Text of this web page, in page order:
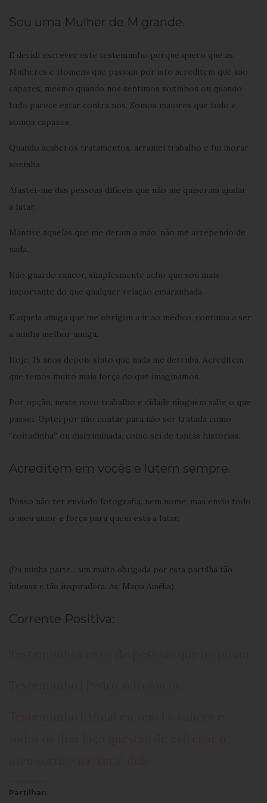
Sou uma Mulher de M grande.
E decidi escrever este testemunho porque quero que as
Mulheres e Homens que passam por isto acreditem que são
capazes, mesmo quando nos sentimos sozinhos ou quando
tudo parece estar contra nós. Somos maiores que tudo e
somos capazes.
Quando acabei os tratamentos, arranjei trabalho e fui morar
sozinha.
Afastei-me das pessoas difíceis que não me quiseram ajudar
a lutar.
Mantive aquelas que me deram a mão, não me arrependo de
nada.
Não guardo rancor, simplesmente acho que sou mais
importante do que qualquer relação emaranhada.
E aquela amiga que me obrigou a ir ao médico, continua a ser
a minha melhor amiga.
Hoje, 15 anos depois sinto que nada me derruba. Acreditem
que temos muito mais força do que imaginamos.
Por opção, neste novo trabalho e cidade ninguém sabe o que
passei. Optei por não contar para não ser tratada como
“coitadinha” ou discriminada, como sei de tantas histórias.
Acreditem em vocês e lutem sempre.
Posso não ter enviado fotografia, nem nome, mas envio todo
o meu amor e força para quem está a lutar.
(Da minha parte… um muito obrigada por esta partilha tão
intensa e tão inspiradora. As: Maria Amélia)
Corrente Positiva:
Partilhar: